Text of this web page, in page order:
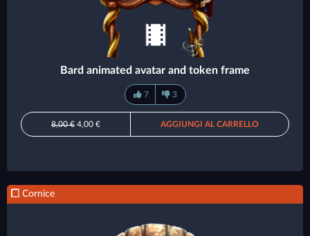
Bard animated avatar and token frame
7 3
8,00 € 4,00 € AGGIUNGI AL CARRELLO
Cornice